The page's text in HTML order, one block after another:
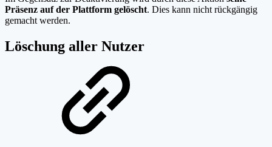
Präsenz auf der Plattform gelöscht. Dies kann nicht rückgängig
gemacht werden.
Löschung aller Nutzer